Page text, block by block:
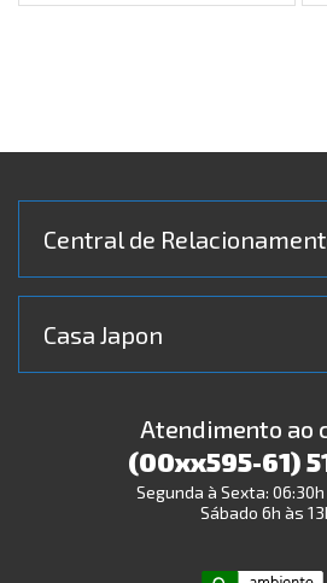
Central de
Casa Japon
Atendimento ao
(00xx595-61)
Segunda à Sexta: 06:30h
Sábado 6h às